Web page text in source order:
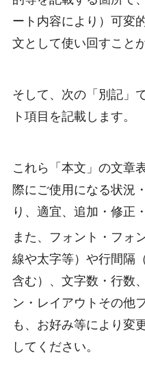
ート内容により）可変
文として使い回すこと
そして、次の「別記」
ト項目を記載します。
これら「本文」の文章
際にご使用になる状況
り、適宜、追加・修正
また、フォント・フォ
線や太字等）や行間隔
含む）、文字数・行数
ン・レイアウトその他
も、お好み等により変
してください。